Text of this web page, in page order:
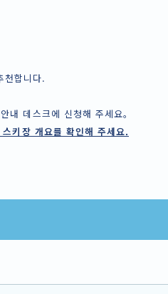
천합니다.
데스크에 신청해 주세요。
키장 개요를 확인해 주세요.